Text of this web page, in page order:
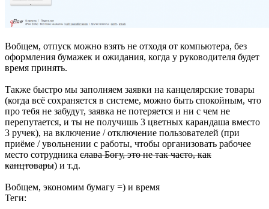
Вобщем, отпуск можно взять не отходя от компьютера, без
оформления бумажек и ожидания, когда у руководителя будет
время принять.
Также быстро мы заполняем заявки на канцелярские товары
(когда всё сохраняется в системе, можно быть спокойным, что
про тебя не забудут, заявка не потеряется и ни с чем не
перепутается, и ты не получишь 3 цветных карандаша вместо
3 ручек), на включение / отключение пользователей (при
приёме / увольнении с работы, чтобы организовать рабочее
место сотрудника слава Богу, это не так часто, как
канцтовары) и т.д.
Вобщем, экономим бумагу =) и время
Теги: